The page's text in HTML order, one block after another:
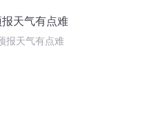
天气有点难
报天气有点难